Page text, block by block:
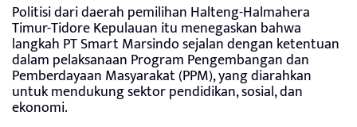
Politisi dari daerah pemilihan Halteng-Halmahera
Timur-Tidore Kepulauan itu menegaskan bahwa
langkah PT Smart Marsindo sejalan dengan ketentuan
dalam pelaksanaan Program Pengembangan dan
Pemberdayaan Masyarakat (PPM), yang diarahkan
untuk mendukung sektor pendidikan, sosial, dan
ekonomi.